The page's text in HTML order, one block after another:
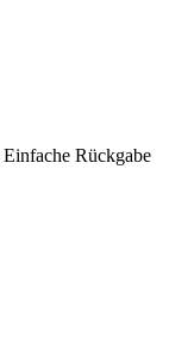
Einfache Rückgabe